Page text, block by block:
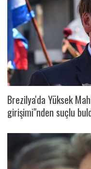
Brezilya'da Yüksek
girişimi"nden suçlu